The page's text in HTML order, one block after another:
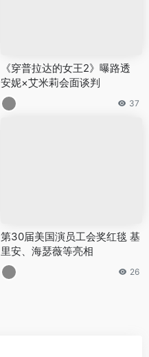
《穿普拉达的女王2》曝路透
安妮×艾米莉会面谈判
37
第30届美国演员工会奖红毯 基
里安、海瑟薇等亮相
26